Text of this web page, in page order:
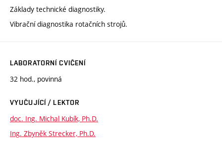
Základy technické diagnostiky.
Vibrační diagnostika rotačních strojů.
LABORATORNÍ CVIČENÍ
32 hod., povinná
VYUČUJÍCÍ / LEKTOR
doc. Ing. Michal Kubík, Ph.D.
Ing. Zbyněk Strecker, Ph.D.